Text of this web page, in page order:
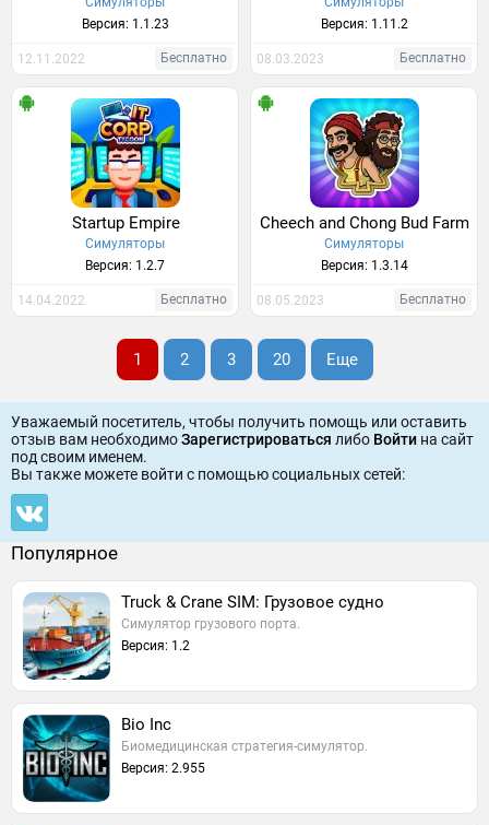
Версия: 1.1.23
12.11.2022 Бесплатно
Версия: 1.11.2
08.03.2023 Бесплатно
Startup Empire
Симуляторы
Версия: 1.2.7
14.04.2022 Бесплатно
Cheech and Chong Bud Farm
Симуляторы
Версия: 1.3.14
08.05.2023 Бесплатно
1 2 3 20 Еще
Уважаемый посетитель, чтобы получить помощь или оставить
отзыв вам необходимоЗарегистрироваться либо Войти на сайт
под своим именем.
Вы также можете войти c помощью социальных сетей:
Популярное
Truck & Crane SIM: Грузовое судно
Симулятор грузового порта.
Версия: 1.2
Bio Inc
Биомедицинская стратегия-симулятор.
Версия: 2.955